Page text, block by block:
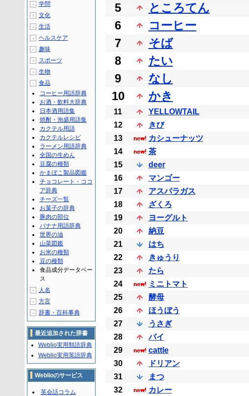
5
ところてん
6
コーヒー
7
そば
8
たい
9
なし
10
かき
11
YELLOWTAIL
12
きび
13
カシューナッツ
14
茶
15
deer
16
マンゴー
17
アスパラガス
18
ざくろ
19
ヨーグルト
20
納豆
21
はち
22
きゅうり
23
たら
24
ミニトマト
25
酵母
26
ほうぼう
27
うさぎ
28
パイ
29
cattle
30
ドリアン
31
まつ
32
カレー
＋ 学問
＋ 文化
＋ 生活
＋ ヘルスケア
＋ 趣味
＋ スポーツ
＋ 生物
－
食品
コーヒー用語辞典
お酒・飲料大辞典
日本酒用語集
焼酎・泡盛用語集
カクテル用語
カクテルレシピ
ラーメン用語辞典
全国の生めん
豆腐の種類
かまぼこ製品図鑑
チョコレート・ココ
ア辞典
チーズ一覧
お菓子の辞典
豚肉の部位
バナナ用語辞典
世界の油
山菜図鑑
お米の種類
豆の種類
食品成分データベー
ス
＋ 人名
＋ 方言
＋ 辞書・百科事典
最近追加された辞書
Weblio実用類語辞典
Weblio実用英語辞典
Weblioのサービス
英会話コラム